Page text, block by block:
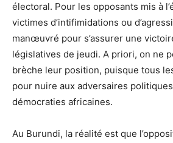
électoral. Pour les opposants mis à
victimes d’intifimidations ou
manœuvré pour s’assurer une
législatives de jeudi. A priori, on ne
brèche leur position, puisque tous
pour nuire aux adversaires
démocraties africaines.
Au Burundi, la réalité est que